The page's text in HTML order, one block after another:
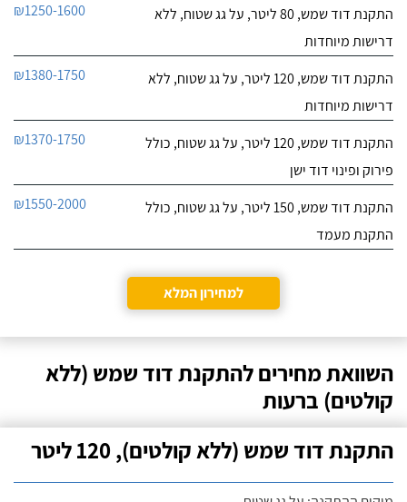
התקנת דוד שמש, 80 ליטר, על גג שטוח, ללא
דרישות מיוחדות
₪1250-1600
התקנת דוד שמש, 120 ליטר, על גג שטוח, ללא
דרישות מיוחדות
₪1380-1750
התקנת דוד שמש, 120 ליטר, על גג שטוח, כולל
פירוק ופינוי דוד ישן
₪1370-1750
התקנת דוד שמש, 150 ליטר, על גג שטוח, כולל
התקנת מעמד
₪1550-2000
למחירון המלא
השוואת מחירים להתקנת דוד שמש (ללא
קולטים) ברעות
התקנת דוד שמש (ללא קולטים), 120 ליטר